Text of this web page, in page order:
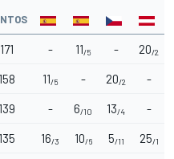
171 - 11/5 - 20/2
158 11/5 - 20/2 -
139 - 6/10 13/4 -
135 16/3 10/6 5/11 25/1